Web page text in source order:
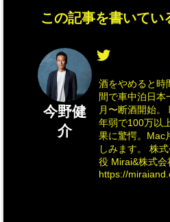
この記事を書いてい
今野健
介
酒をやめると時
間で車中泊日本
月〜断酒開始。
年弱で100万以
果に驚愕。Mac
しみます。 株
役 Mirai&株式
https://